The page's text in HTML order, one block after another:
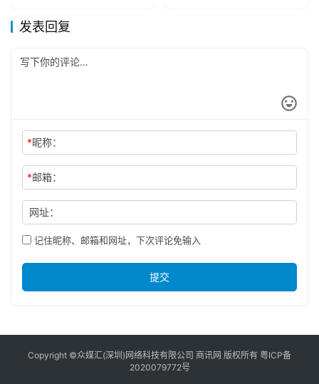
发表回复
*昵称：
*邮箱：
网址：
记住昵称、邮箱和网址，下次评论免输入
提交
Copyright ©众媒汇(深圳)网络科技有限公司 商讯网 版权所有 粤ICP备
2020079772号